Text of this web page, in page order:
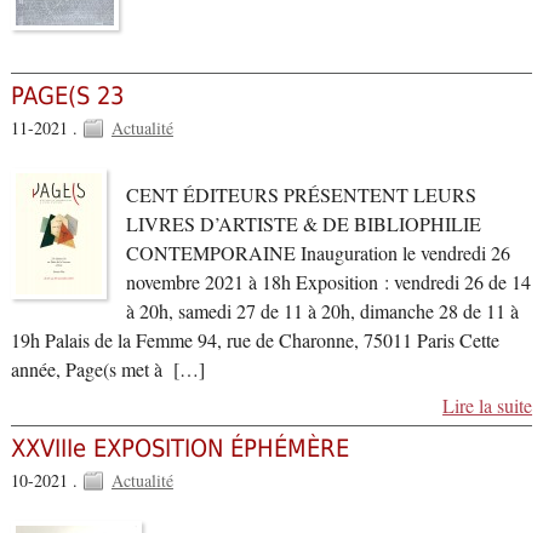
PAGE(S 23
11-2021 . Actualité
CENT ÉDITEURS PRÉSENTENT LEURS
LIVRES D’ARTISTE & DE BIBLIOPHILIE
CONTEMPORAINE Inauguration le vendredi 26
novembre 2021 à 18h Exposition : vendredi 26 de 14
à 20h, samedi 27 de 11 à 20h, dimanche 28 de 11 à
19h Palais de la Femme 94, rue de Charonne, 75011 Paris Cette
année, Page(s met à […]
Lire la suite
XXVIIIe EXPOSITION ÉPHÉMÈRE
10-2021 . Actualité